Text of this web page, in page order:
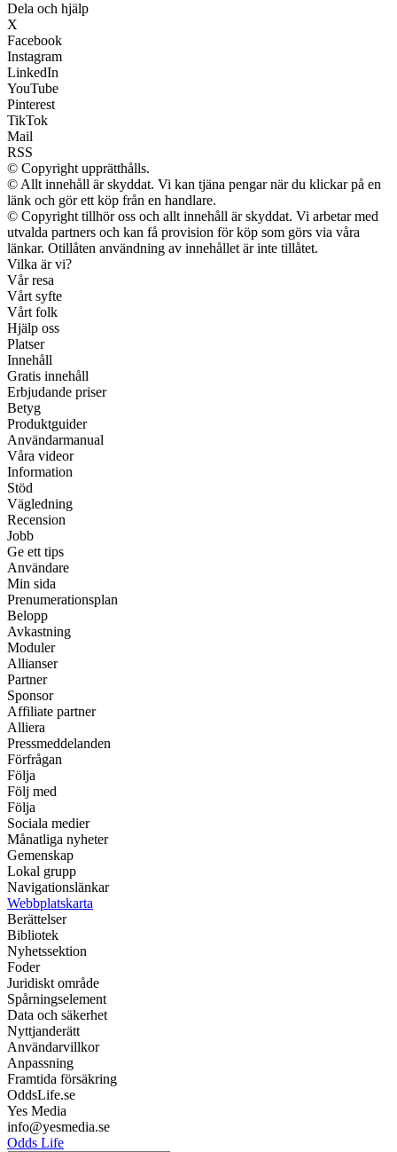
Dela och hjälp
X
Facebook
Instagram
LinkedIn
YouTube
Pinterest
TikTok
Mail
RSS
© Copyright upprätthålls.
© Allt innehåll är skyddat. Vi kan tjäna pengar när du klickar på en
länk och gör ett köp från en handlare.
© Copyright tillhör oss och allt innehåll är skyddat. Vi arbetar med
utvalda partners och kan få provision för köp som görs via våra
länkar. Otillåten användning av innehållet är inte tillåtet.
Vilka är vi?
Vår resa
Vårt syfte
Vårt folk
Hjälp oss
Platser
Innehåll
Gratis innehåll
Erbjudande priser
Betyg
Produktguider
Användarmanual
Våra videor
Information
Stöd
Vägledning
Recension
Jobb
Ge ett tips
Användare
Min sida
Prenumerationsplan
Belopp
Avkastning
Moduler
Allianser
Partner
Sponsor
Affiliate partner
Alliera
Pressmeddelanden
Förfrågan
Följa
Följ med
Följa
Sociala medier
Månatliga nyheter
Gemenskap
Lokal grupp
Navigationslänkar
Webbplatskarta
Berättelser
Bibliotek
Nyhetssektion
Foder
Juridiskt område
Spårningselement
Data och säkerhet
Nyttjanderätt
Användarvillkor
Anpassning
Framtida försäkring
OddsLife.se
Yes Media
info@yesmedia.se
Odds Life